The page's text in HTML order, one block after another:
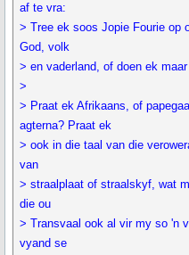
af te vra:
> Tree ek soos Jopie Fourie op
God, volk
> en vaderland, of doen ek
>
> Praat ek Afrikaans, of
agterna? Praat ek
> ook in die taal van die
van
> straalplaat of straalskyf, wat
die ou
> Transvaal ook al vir my so 'n
vyand se